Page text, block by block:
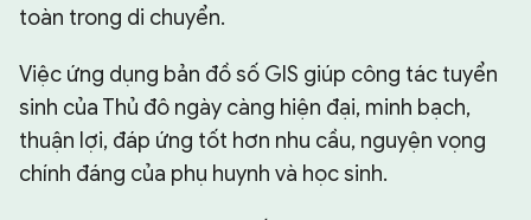
toàn trong di chuyển.
Việc ứng dụng bản đồ số GIS giúp công tác tuyển
sinh của Thủ đô ngày càng hiện đại, minh bạch,
thuận lợi, đáp ứng tốt hơn nhu cầu, nguyện vọng
chính đáng của phụ huynh và học sinh.